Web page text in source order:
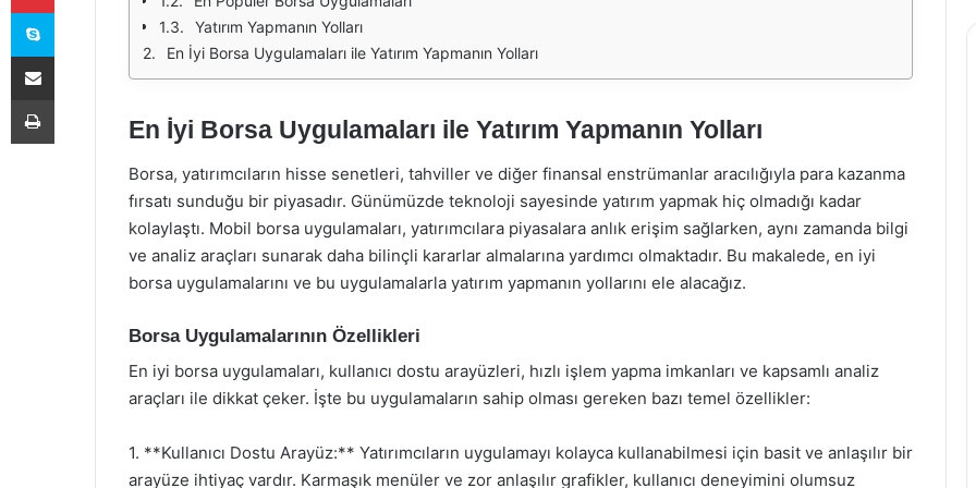
Yatırım Yapmanın Yolları
En İyi Borsa Uygulamaları ile Yatırım Yapmanın Yolları
En İyi Borsa Uygulamaları ile Yatırım Yapmanın Yolları
Borsa, yatırımcıların hisse senetleri, tahviller ve diğer finansal enstrümanlar aracılığıyla para kazanma
fırsatı sunduğu bir piyasadır. Günümüzde teknoloji sayesinde yatırım yapmak hiç olmadığı kadar
kolaylaştı. Mobil borsa uygulamaları, yatırımcılara piyasalara anlık erişim sağlarken, aynı zamanda bilgi
ve analiz araçları sunarak daha bilinçli kararlar almalarına yardımcı olmaktadır. Bu makalede, en iyi
borsa uygulamalarını ve bu uygulamalarla yatırım yapmanın yollarını ele alacağız.
Borsa Uygulamalarının Özellikleri
En iyi borsa uygulamaları, kullanıcı dostu arayüzleri, hızlı işlem yapma imkanları ve kapsamlı analiz
araçları ile dikkat çeker. İşte bu uygulamaların sahip olması gereken bazı temel özellikler:
1. **Kullanıcı Dostu Arayüz:** Yatırımcıların uygulamayı kolayca kullanabilmesi için basit ve anlaşılır bir
arayüze ihtiyaç vardır. Karmaşık menüler ve zor anlaşılır grafikler, kullanıcı deneyimini olumsuz
Skype
E-Posta ile paylaş